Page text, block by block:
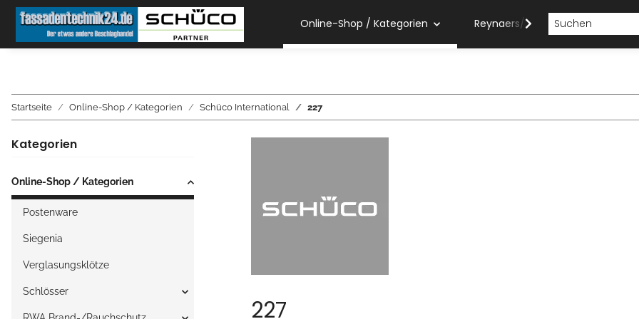
Online-Shop / Kategorien Reynaers/Sobinco Verarbeiter
Startseite Online-Shop / Kategorien Schüco International 227
227
Kategorien
Online-Shop / Kategorien
Postenware
Siegenia
Verglasungsklötze
Schlösser